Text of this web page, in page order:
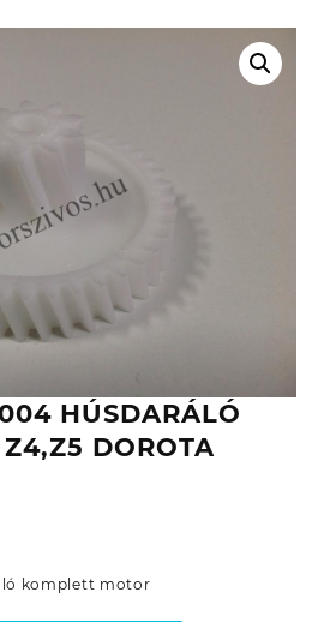
HÚSDARÁLÓ
DOROTA
komplett motor